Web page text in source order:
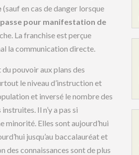
(sauf en cas de danger lorsque
pour manifestation de
La franchise est perçue
la communication directe.
pouvoir aux plans des
le niveau d’instruction et
et inversé le nombre des
Il n’y a pas si
minorité. Elles sont aujourd’hui
jusqu’au baccalauréat et
des connaissances sont de plus